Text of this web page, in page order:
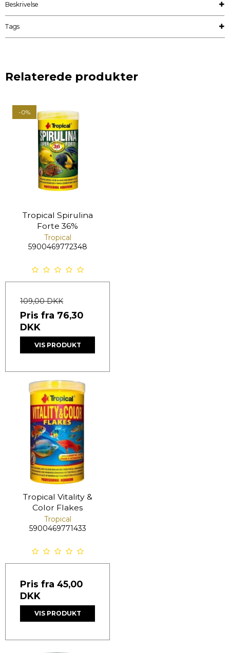
Beskrivelse
Tags
Relaterede produkter
-0%
Tropical Spirulina
Forte 36%
Tropical
5900469772348
109,00 DKK
Pris fra 76,30
DKK
VIS PRODUKT
Tropical Vitality &
Color Flakes
Tropical
5900469771433
Pris fra 45,00
DKK
VIS PRODUKT